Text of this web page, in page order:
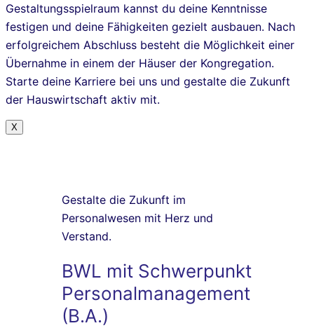
Gestaltungsspielraum kannst du deine Kenntnisse
festigen und deine Fähigkeiten gezielt ausbauen. Nach
erfolgreichem Abschluss besteht die Möglichkeit einer
Übernahme in einem der Häuser der Kongregation.
Starte deine Karriere bei uns und gestalte die Zukunft
der Hauswirtschaft aktiv mit.
X
Gestalte die Zukunft im
Personalwesen mit Herz und
Verstand.
BWL mit Schwerpunkt
Personalmanagement
(B.A.)